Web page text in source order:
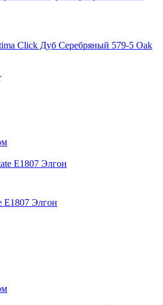
Click Дуб Серебряный 579-5 Оak
E1807 Элгон